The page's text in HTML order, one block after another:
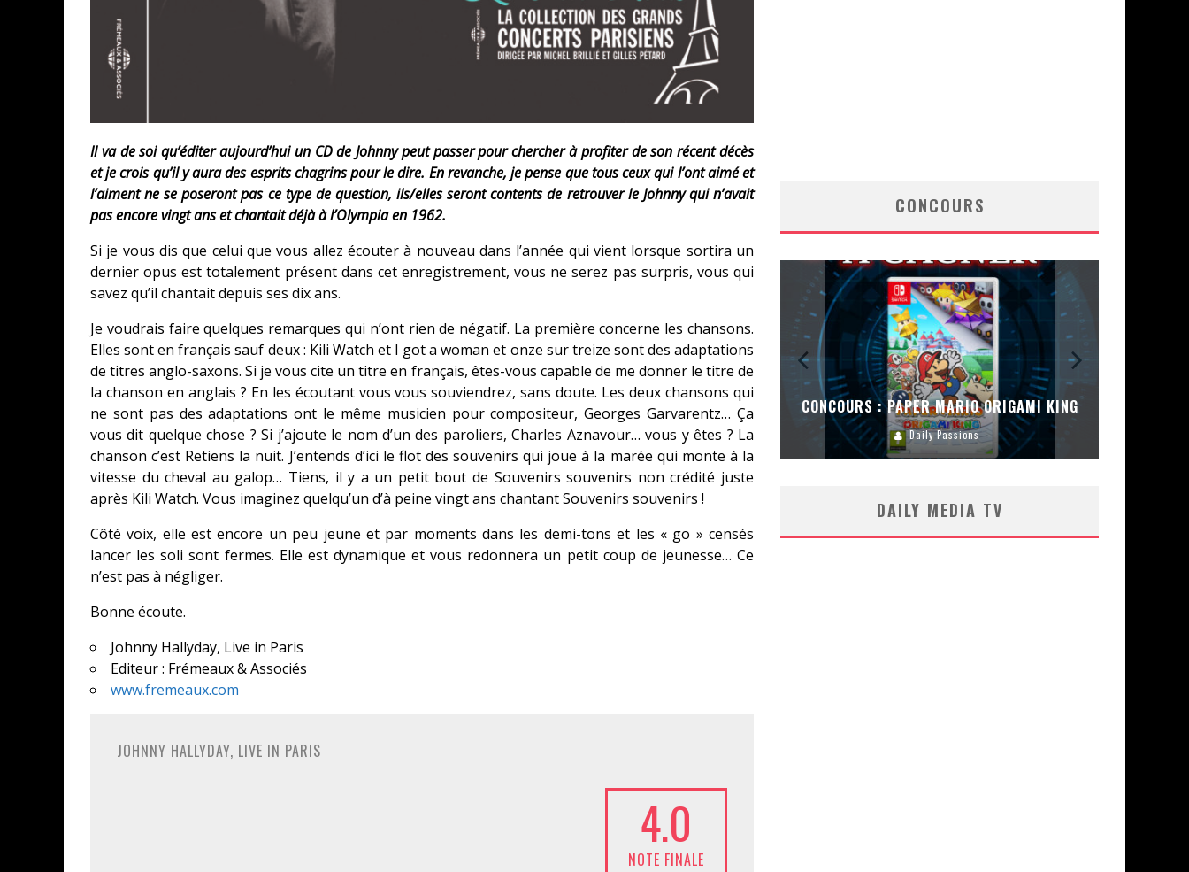
Il va de soi qu’éditer aujourd’hui un CD de Johnny peut passer pour chercher à profiter de son récent décès
et je crois qu’il y aura des esprits chagrins pour le dire. En revanche, je pense que tous ceux qui l’ont aimé et
l’aiment ne se poseront pas ce type de question, ils/elles seront contents de retrouver le Johnny qui n’avait
pas encore vingt ans et chantait déjà à l’Olympia en 1962.
Si je vous dis que celui que vous allez écouter à nouveau dans l’année qui vient lorsque sortira un
dernier opus est totalement présent dans cet enregistrement, vous ne serez pas surpris, vous qui
savez qu’il chantait depuis ses dix ans.
Je voudrais faire quelques remarques qui n’ont rien de négatif. La première concerne les chansons.
Elles sont en français sauf deux : Kili Watch et I got a woman et onze sur treize sont des adaptations
de titres anglo-saxons. Si je vous cite un titre en français, êtes-vous capable de me donner le titre de
la chanson en anglais ? En les écoutant vous vous souviendrez, sans doute. Les deux chansons qui
ne sont pas des adaptations ont le même musicien pour compositeur, Georges Garvarentz… Ça
vous dit quelque chose ? Si j’ajoute le nom d’un des paroliers, Charles Aznavour… vous y êtes ? La
chanson c’est Retiens la nuit. J’entends d’ici le flot des souvenirs qui joue à la marée qui monte à la
vitesse du cheval au galop… Tiens, il y a un petit bout de Souvenirs souvenirs non crédité juste
après Kili Watch. Vous imaginez quelqu’un d’à peine vingt ans chantant Souvenirs souvenirs !
Côté voix, elle est encore un peu jeune et par moments dans les demi-tons et les « go » censés
lancer les soli sont fermes. Elle est dynamique et vous redonnera un petit coup de jeunesse… Ce
n’est pas à négliger.
Bonne écoute.
Johnny Hallyday, Live in Paris
Editeur : Frémeaux & Associés
www.fremeaux.com
JOHNNY HALLYDAY, LIVE IN PARIS
4.0
NOTE FINALE
CONCOURS
CONCOURS : CALENDRIER DE L’AVENT – UNE
COPIE DU JEU « GRID, ULTIMATE EDITION »
SUR XBOX ONE OU PS4
Daily Passions
CONCOURS : PAPER MARIO ORIGAMI KING
Daily Passions
DAILY MEDIA TV